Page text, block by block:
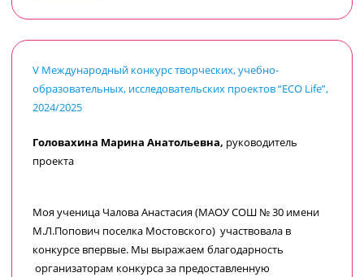
V Международный конкурс творческих, учебно-
образовательных, исследовательских проектов “ECO Life”,
2024/2025
Головахина Марина Анатольевна, руководитель
проекта
Моя ученица Чалова Анастасия (МАОУ СОШ № 30 имени
М.Л.Попович поселка Мостовского) участвовала в
конкурсе впервые. Мы выражаем благодарность
организаторам конкурса за предоставленную